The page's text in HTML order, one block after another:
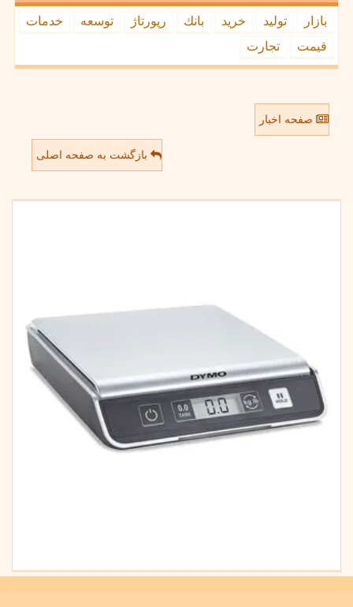
بازار تولید خرید بانك رپورتاژ توسعه
خدمات
قیمت
تجارت
صفحه اخبار
بازگشت به صفحه اصلی